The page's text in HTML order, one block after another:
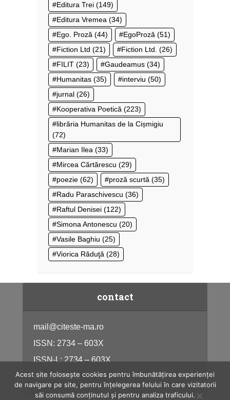
Editura Trei (149)
Editura Vremea (34)
Ego. Proză (44) EgoProză (51)
Fiction Ltd (21) Fiction Ltd. (26)
FILIT (23) Gaudeamus (34)
Humanitas (35) interviu (50)
jurnal (26)
Kooperativa Poetică (223)
librăria Humanitas de la Cișmigiu
(72)
Marian Ilea (33)
Mircea Cărtărescu (29)
poezie (62) proză scurtă (35)
Radu Paraschivescu (36)
Raftul Denisei (122)
Simona Antonescu (20)
Vasile Baghiu (25)
Viorica Răduţă (28)
contact
mail@citeste-ma.ro
ISSN: 2734 – 603X
ISSN-L: 2734 – 603X
citeste-ma.ro
Acest site folosește cookies pentru îmbunătățirea experienței
de navigare pe site, pentru înțelegerea felului în care vizitatorii
săi consumă conținutul și pentru analiza traficului.